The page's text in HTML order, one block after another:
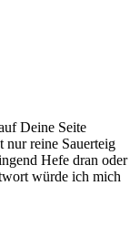
Deine Seite
nur reine Sauerteig
Hefe dran oder
würde ich mich